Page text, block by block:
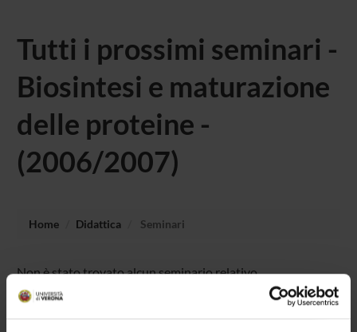
Tutti i prossimi seminari -
Biosintesi e maturazione
delle proteine -
(2006/2007)
Home Didattica Seminari
Non è stato trovato alcun seminario relativo
all'insegnamento Biosintesi e maturazione delle proteine.